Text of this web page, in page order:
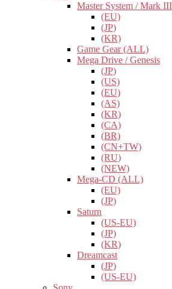
Master System / Mark III
(EU)
(JP)
(KR)
Game Gear (ALL)
Mega Drive / Genesis
(JP)
(US)
(EU)
(AS)
(KR)
(CA)
(BR)
(CN+TW)
(RU)
(NEW)
Mega-CD (ALL)
(EU)
(JP)
Saturn
(US-EU)
(JP)
(KR)
Dreamcast
(JP)
(US-EU)